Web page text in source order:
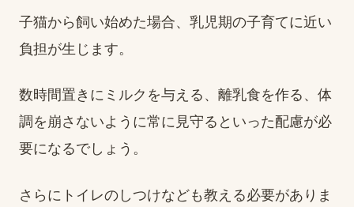
子猫から飼い始めた場合、乳児期の子育てに近い
負担が生じます。
数時間置きにミルクを与える、離乳食を作る、体
調を崩さないように常に見守るといった配慮が必
要になるでしょう。
さらにトイレのしつけなども教える必要がありま